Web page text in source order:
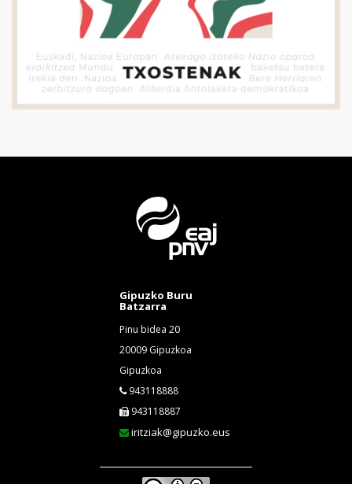
Gipuzko Buru
Batzarra
Pinu bidea 20
20009 Gipuzkoa
Gipuzkoa
943118888
943118887
iritziak@gipuzko.eus